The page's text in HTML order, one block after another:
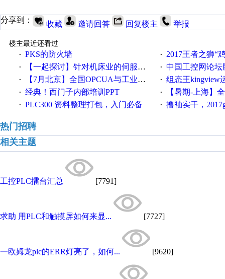
分享到： 收藏 邀请回答 回复楼主 举报
楼主最近还看过
· PKS的防火墙 · 2017王者之狮“鸡”情签到
· 【一起探讨】针对机床业的伺服系统发展，您的期望是什么？ · 中国工控网论坛版
· 【7月北京】全国OPCUA与工业互联技术培训班通知！ · 组态王kingview
· 经典！西门子内部培训PPT · 【暑期-上海】全国工业
· PLC300 资料整理打包，入门必备 · 撸袖实干，2017gongkong®第
热门招聘
相关主题
工控PLC擂台汇总 [7791]
求助 用PLC和触摸屏如何来显... [7727]
一欧姆龙plc的ERR灯亮了，如何... [9620]